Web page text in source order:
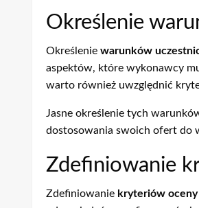
Określenie
Określenie warunków
aspektów, które wykonawcy
warto również uwzględnić
Jasne określenie tych
dostosowania swoich ofert do
Zdefiniowanie
Zdefiniowanie kryteriów